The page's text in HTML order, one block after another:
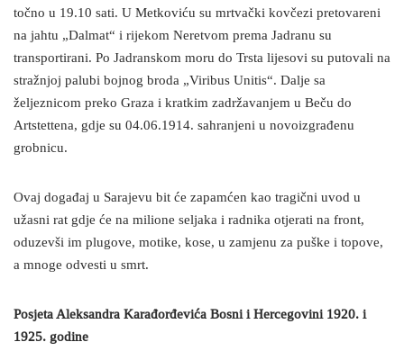
točno u 19.10 sati. U Metkoviću su mrtvački kovčezi pretovareni
na jahtu „Dalmat“ i rijekom Neretvom prema Jadranu su
transportirani. Po Jadranskom moru do Trsta lijesovi su putovali na
stražnjoj palubi bojnog broda „Viribus Unitis“. Dalje sa
željeznicom preko Graza i kratkim zadržavanjem u Beču do
Artstettena, gdje su 04.06.1914. sahranjeni u novoizgrađenu
grobnicu.
Ovaj događaj u Sarajevu bit će zapamćen kao tragični uvod u
užasni rat gdje će na milione seljaka i radnika otjerati na front,
oduzevši im plugove, motike, kose, u zamjenu za puške i topove,
a mnoge odvesti u smrt.
Posjeta Aleksandra Karađorđevića Bosni i Hercegovini 1920. i
1925. godine